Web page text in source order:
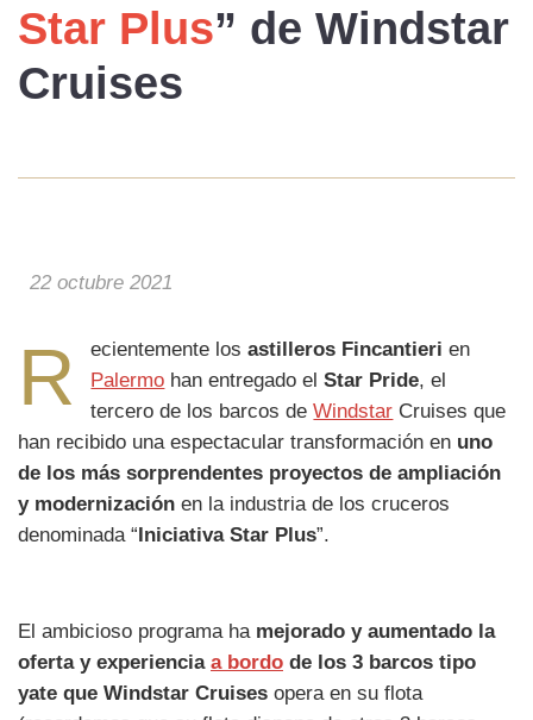
Star Plus” de Windstar
Cruises
22 octubre 2021
R ecientemente losastilleros Fincantieri en
Palermo han entregado elStar Pride, el
tercero de los barcos deWindstar Cruises que
han recibido una espectacular transformación en uno
de los más sorprendentes proyectos de ampliación
y modernización en la industria de los cruceros
denominada “Iniciativa Star Plus”.
El ambicioso programa ha mejorado y aumentado la
oferta y experiencia a bordo de los 3 barcos tipo
yate que Windstar Cruises opera en su flota